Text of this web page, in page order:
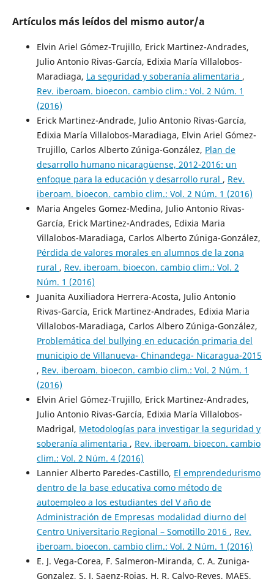
Artículos más leídos del mismo autor/a
Elvin Ariel Gómez-Trujillo, Erick Martinez-Andrades,
Julio Antonio Rivas-García, Edixia María Villalobos-
Maradiaga, La seguridad y soberanía alimentaria ,
Rev. iberoam. bioecon. cambio clim.: Vol. 2 Núm. 1
(2016)
Erick Martinez-Andrade, Julio Antonio Rivas-García,
Edixia María Villalobos-Maradiaga, Elvin Ariel Gómez-
Trujillo, Carlos Alberto Zúniga-González, Plan de
desarrollo humano nicaragüense, 2012-2016: un
enfoque para la educación y desarrollo rural , Rev.
iberoam. bioecon. cambio clim.: Vol. 2 Núm. 1 (2016)
Maria Angeles Gomez-Medina, Julio Antonio Rivas-
García, Erick Martinez-Andrades, Edixia Maria
Villalobos-Maradiaga, Carlos Alberto Zúniga-González,
Pérdida de valores morales en alumnos de la zona
rural , Rev. iberoam. bioecon. cambio clim.: Vol. 2
Núm. 1 (2016)
Juanita Auxiliadora Herrera-Acosta, Julio Antonio
Rivas-García, Erick Martinez-Andrades, Edixia Maria
Villalobos-Maradiaga, Carlos Albero Zúniga-González,
Problemática del bullying en educación primaria del
municipio de Villanueva- Chinandega- Nicaragua-2015
, Rev. iberoam. bioecon. cambio clim.: Vol. 2 Núm. 1
(2016)
Elvin Ariel Gómez-Trujillo, Erick Martinez-Andrades,
Julio Antonio Rivas-García, Edixia María Villalobos-
Madrigal, Metodologías para investigar la seguridad y
soberanía alimentaria , Rev. iberoam. bioecon. cambio
clim.: Vol. 2 Núm. 4 (2016)
Lannier Alberto Paredes-Castillo, El emprendedurismo
dentro de la base educativa como método de
autoempleo a los estudiantes del V año de
Administración de Empresas modalidad diurno del
Centro Universitario Regional – Somotillo 2016 , Rev.
iberoam. bioecon. cambio clim.: Vol. 2 Núm. 1 (2016)
E. J. Vega-Corea, F. Salmeron-Miranda, C. A. Zuniga-
Gonzalez, S. J. Saenz-Rojas, H. R. Calvo-Reyes, MAES,